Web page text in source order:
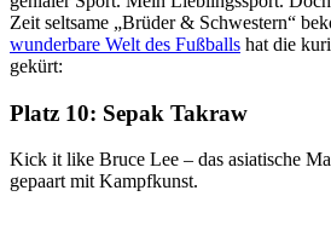
Zeit seltsame „Brüder & Schwestern“
wunderbare Welt des Fußballs hat die
gekürt:
Platz 10: Sepak Takraw
Kick it like Bruce Lee – das asiatische
gepaart mit Kampfkunst.